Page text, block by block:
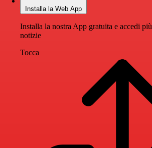
Installa la Web App
Installa la nostra App gratuita e accedi
notizie
Tocca